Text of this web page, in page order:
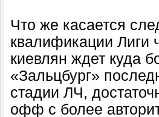
Что же касается
квалификации Лиги
киевлян ждет куда
«Зальцбург»
стадии ЛЧ,
офф с более